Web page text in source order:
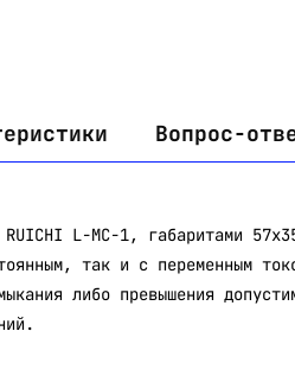
Вопрос-
RUICHI L-MC-1, габаритами
так и с переменным
либо превышения